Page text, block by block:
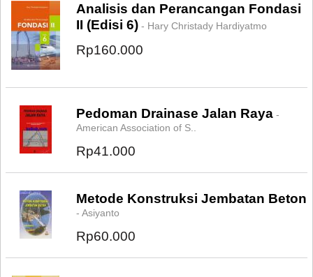
Analisis dan Perancangan Fondasi
II (Edisi 6) - Hary Christady Hardiyatmo
Rp160.000
Pedoman Drainase Jalan Raya -
American Association of S..
Rp41.000
Metode Konstruksi Jembatan Beton
- Asiyanto
Rp60.000